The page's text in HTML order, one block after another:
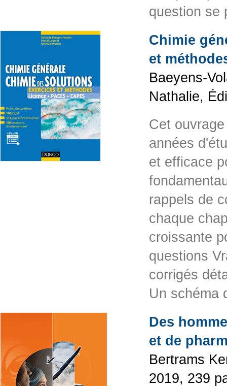
question
Chimie
et
Baeyens-
Nathalie,
Cet
années
et efficace
rappels de
chaque
croissante
questions
corrigés
Un
Des
et de
Bertrams
2019, 239